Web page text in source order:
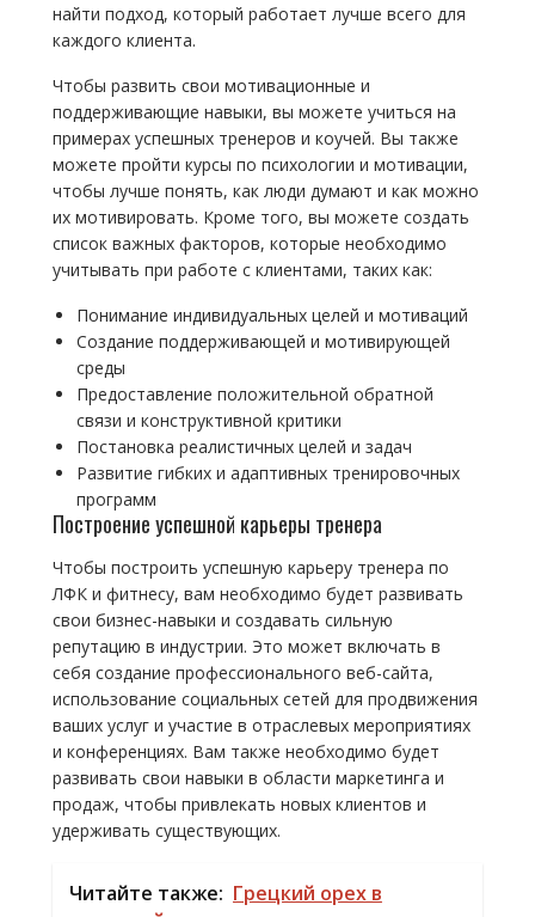
найти подход, который работает лучше всего для
каждого клиента.
Чтобы развить свои мотивационные и
поддерживающие навыки, вы можете учиться на
примерах успешных тренеров и коучей. Вы также
можете пройти курсы по психологии и мотивации,
чтобы лучше понять, как люди думают и как можно
их мотивировать. Кроме того, вы можете создать
список важных факторов, которые необходимо
учитывать при работе с клиентами, таких как:
Понимание индивидуальных целей и мотиваций
Создание поддерживающей и мотивирующей
среды
Предоставление положительной обратной
связи и конструктивной критики
Постановка реалистичных целей и задач
Развитие гибких и адаптивных тренировочных
программ
Построение успешной карьеры тренера
Чтобы построить успешную карьеру тренера по
ЛФК и фитнесу, вам необходимо будет развивать
свои бизнес-навыки и создавать сильную
репутацию в индустрии. Это может включать в
себя создание профессионального веб-сайта,
использование социальных сетей для продвижения
ваших услуг и участие в отраслевых мероприятиях
и конференциях. Вам также необходимо будет
развивать свои навыки в области маркетинга и
продаж, чтобы привлекать новых клиентов и
удерживать существующих.
Читайте также: Грецкий орех в